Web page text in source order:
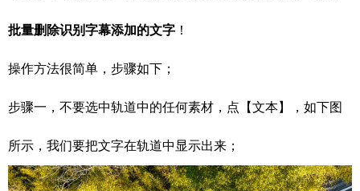
批量删除识别字幕添加的文字 ！
操作方法很简单，步骤如下；
步骤一，不要选中轨道中的任何素材，点【文本】，如下图
所示，我们要把文字在轨道中显示出来；